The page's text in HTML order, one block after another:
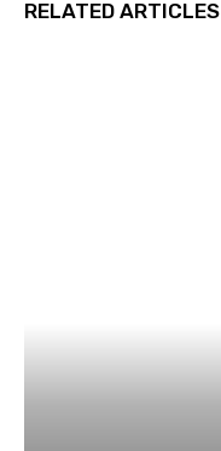
RELATED ARTICLES